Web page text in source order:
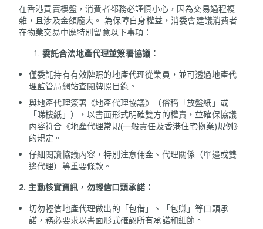
在香港買賣樓盤，消費者都務必謹慎小心，因為交易過程複
雜，且涉及金額龐大。 為保障自身權益，消委會建議消費者
在物業交易中應特別留意以下事項：
委託合法地產代理並簽署協議：
僅委託持有有效牌照的地產代理從業員，並可透過地產代
理監管局網站查閱牌照目錄。
與地產代理簽署《地產代理協議》（俗稱「放盤紙」或
「睇樓紙」），以書面形式明確雙方的權責，並確保協議
內容符合《地產代理常規(一般責任及香港住宅物業)規例》
的規定。
仔細閱讀協議內容，特別注意佣金、代理關係（單邊或雙
邊代理）等重要條款。
2. 主動核實資訊，勿輕信口頭承諾：
切勿輕信地產代理做出的「包借」、「包賺」等口頭承
諾，務必要求以書面形式確認所有承諾和細節。